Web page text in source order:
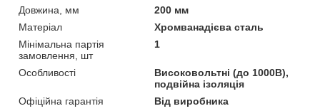
Довжина, мм
200 мм
Матеріал
Хромванадієва сталь
Мінімальна партія
замовлення, шт
1
Особливості
Високовольтні (до 1000В),
подвійна ізоляція
Офіційна гарантія
Від виробника